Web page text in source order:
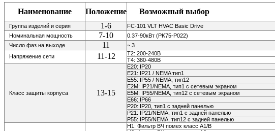
Наименование Положение Возможный выбор
Группа изделий и серия 1-6 FC-101 VLT HVAC Basic Drive
Номинальная мощность 7-10 0.37-90кВт (PK75-P022)
Число фаз на выходе 11 ~ 3
Напряжение сети 11-12 Т2: 200-240В
Т4: 380-480В
Класс защиты корпуса 13-15
E20: IP20
E21: IP21 / NEMA тип1
E55: IP55 / NEMA, тип12
E2M: IP21/NEMA, тип1 с сетевым экраном
E5M: IP55/NEMA, тип12 с сетевым экраном
E66: IP66
P20: IP20, тип1 с задней панелью
P21: IP21/NEMA, тип1 с задней панелью
P55: IP55/NEMA, тип12 с задней панелью
H1: Фильтр ВЧ помех класс A1/В